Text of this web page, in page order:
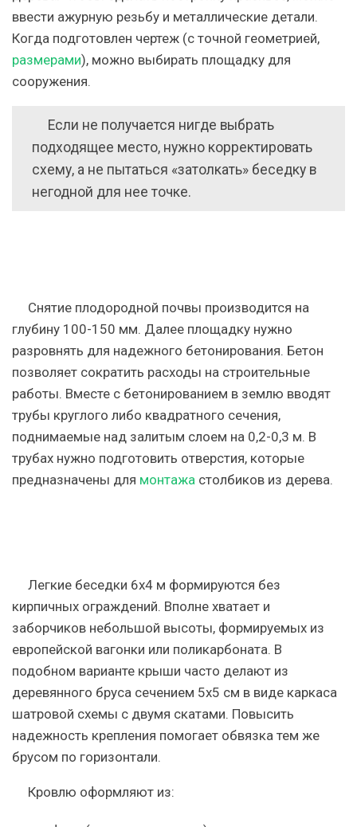
ввести ажурную резьбу и металлические детали.
Когда подготовлен чертеж (с точной геометрией,
размерами), можно выбирать площадку для
сооружения.
Если не получается нигде выбрать
подходящее место, нужно корректировать
схему, а не пытаться «затолкать» беседку в
негодной для нее точке.
Снятие плодородной почвы производится на
глубину 100-150 мм. Далее площадку нужно
разровнять для надежного бетонирования. Бетон
позволяет сократить расходы на строительные
работы. Вместе с бетонированием в землю вводят
трубы круглого либо квадратного сечения,
поднимаемые над залитым слоем на 0,2-0,3 м. В
трубах нужно подготовить отверстия, которые
предназначены для монтажа столбиков из дерева.
Легкие беседки 6х4 м формируются без
кирпичных ограждений. Вполне хватает и
заборчиков небольшой высоты, формируемых из
европейской вагонки или поликарбоната. В
подобном варианте крыши часто делают из
деревянного бруса сечением 5х5 см в виде каркаса
шатровой схемы с двумя скатами. Повысить
надежность крепления помогает обвязка тем же
брусом по горизонтали.
Кровлю оформляют из: